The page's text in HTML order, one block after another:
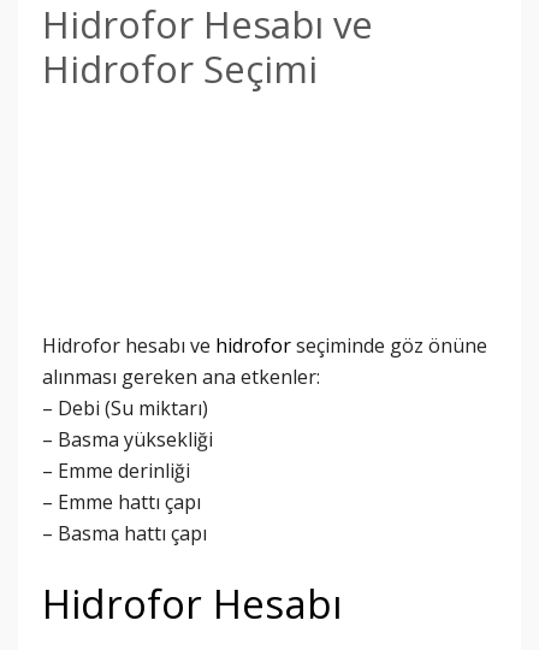
Hidrofor Hesabı ve
Hidrofor Seçimi
Hidrofor hesabı ve hidroforseçiminde göz önüne
alınması gereken ana etkenler:
– Debi (Su miktarı)
– Basma yüksekliği
– Emme derinliği
– Emme hattı çapı
– Basma hattı çapı
Hidrofor Hesabı